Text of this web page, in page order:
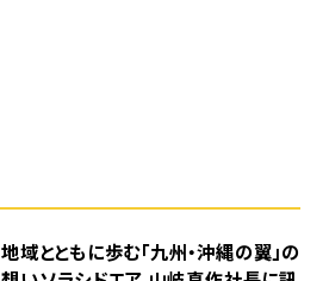
地域とともに歩む「九州・沖縄の翼」の